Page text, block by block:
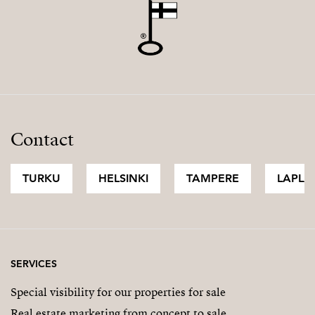
Contact
TURKU HELSINKI TAMPERE
SERVICES
Special visibility for our properties for sale